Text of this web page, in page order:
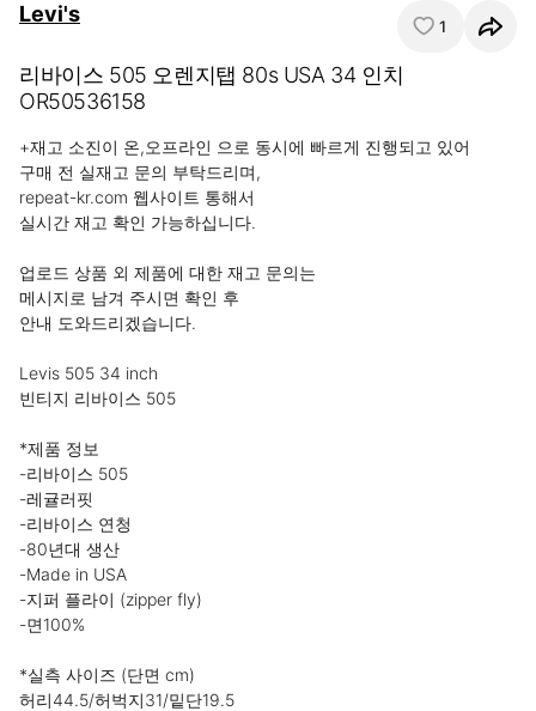
Levi's 1
리바이스 505 오렌지탭 80s USA 34 인치
OR50536158
+재고 소진이 온,오프라인 으로 동시에 빠르게 진행되고 있어
구매 전 실재고 문의 부탁드리며,
repeat-kr.com 웹사이트 통해서
실시간 재고 확인 가능하십니다.
업로드 상품 외 제품에 대한 재고 문의는
메시지로 남겨 주시면 확인 후
안내 도와드리겠습니다.
Levis 505 34 inch
빈티지 리바이스 505
*제품 정보
-리바이스 505
-레귤러핏
-리바이스 연청
-80년대 생산
-Made in USA
-지퍼 플라이 (zipper fly)
-면100%
*실측 사이즈 (단면 cm)
허리44.5/허벅지31/밑단19.5